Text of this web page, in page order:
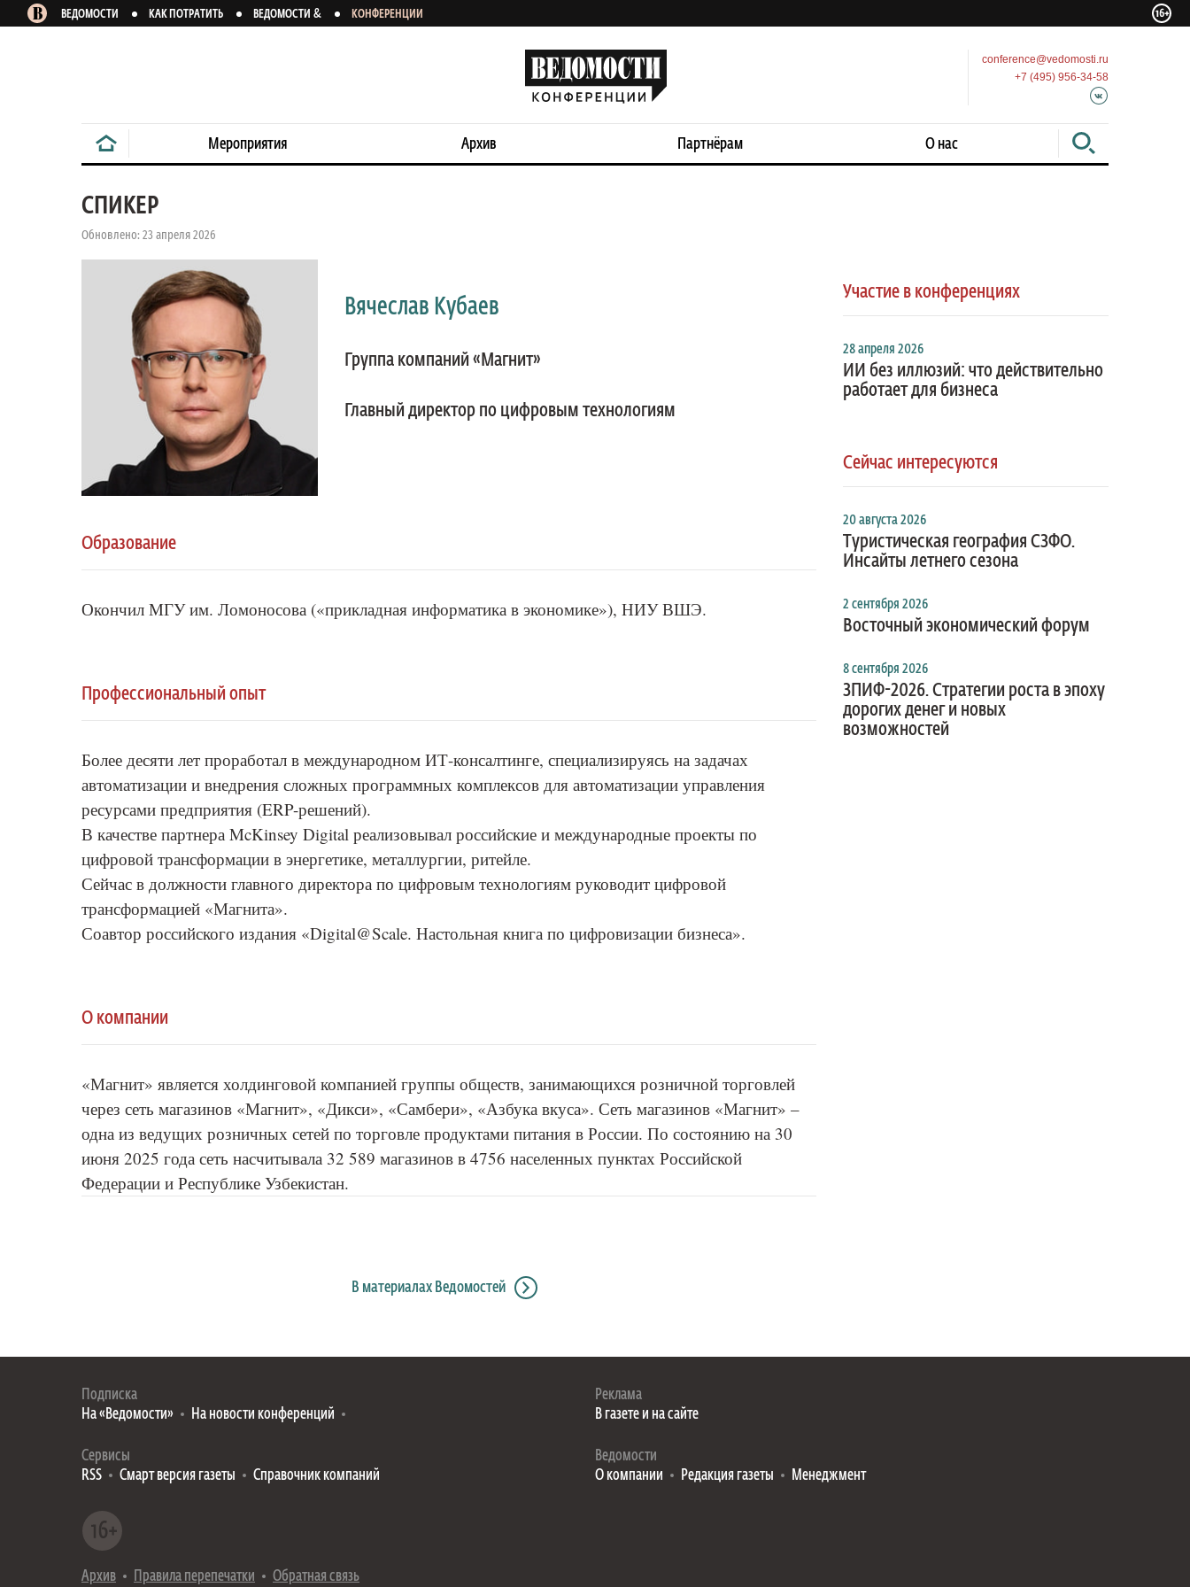
ВЕДОМОСТИ КАК ПОТРАТИТЬ ВЕДОМОСТИ & КОНФЕРЕНЦИИ
conference@vedomosti.ru
+7 (495) 956-34-58
Мероприятия Архив Партнёрам О нас
СПИКЕР
Обновлено: 23 апреля 2026
Вячеслав Кубаев
Группа компаний «Магнит»
Главный директор по цифровым технологиям
Образование
Окончил МГУ им. Ломоносова («прикладная информатика в экономике»), НИУ ВШЭ.
Профессиональный опыт
Более десяти лет проработал в международном ИТ-консалтинге, специализируясь на задачах
автоматизации и внедрения сложных программных комплексов для автоматизации управления
ресурсами предприятия (ERP-решений).
В качестве партнера McKinsey Digital реализовывал российские и международные проекты по
цифровой трансформации в энергетике, металлургии, ритейле.
Сейчас в должности главного директора по цифровым технологиям руководит цифровой
трансформацией «Магнита».
Соавтор российского издания «Digital@Scale. Настольная книга по цифровизации бизнеса».
О компании
«Магнит» является холдинговой компанией группы обществ, занимающихся розничной торговлей
через сеть магазинов «Магнит», «Дикси», «Самбери», «Азбука вкуса». Сеть магазинов «Магнит» –
одна из ведущих розничных сетей по торговле продуктами питания в России. По состоянию на 30
июня 2025 года сеть насчитывала 32 589 магазинов в 4756 населенных пунктах Российской
Федерации и Республике Узбекистан.
Участие в конференциях
28 апреля 2026
ИИ без иллюзий: что действительно
работает для бизнеса
Сейчас интересуются
20 августа 2026
Туристическая география СЗФО.
Инсайты летнего сезона
2 сентября 2026
Восточный экономический форум
8 сентября 2026
ЗПИФ-2026. Стратегии роста в эпоху
дорогих денег и новых
возможностей
В материалах Ведомостей
Подписка
На «Ведомости»
На новости конференций
Сервисы
RSS
Смарт версия газеты Справочник компаний
Реклама
В газете и на сайте
Ведомости
О компании
Редакция газеты Менеджмент
Архив Правила перепечатки Обратная связь